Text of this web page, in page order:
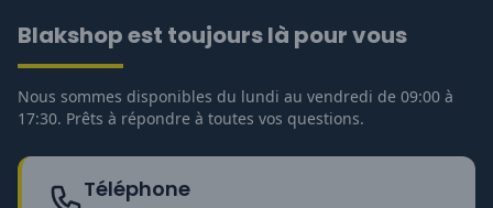
Blakshop est toujours là pour vous
Nous sommes disponibles du lundi au vendredi de 09:00 à
17:30. Prêts à répondre à toutes vos questions.
Téléphone